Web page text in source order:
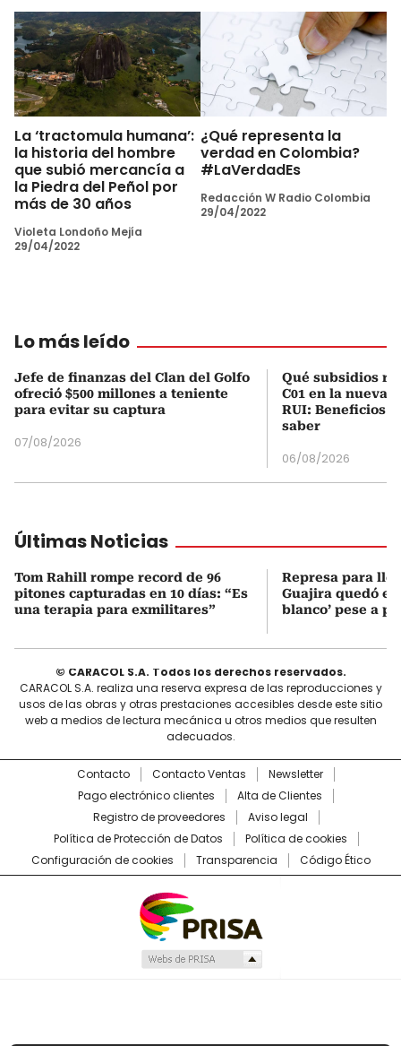
La ‘tractomula humana’:
la historia del hombre
que subió mercancía a
la Piedra del Peñol por
más de 30 años
Violeta Londoño Mejía
29/04/2022
¿Qué representa la
verdad en Colombia?
#LaVerdadEs
Redacción W Radio Colombia
29/04/2022
Lo más leído
Jefe de finanzas del Clan del Golfo
ofreció $500 millones a teniente
para evitar su captura
07/08/2026
Qué subsidios
C01 en la nueva
RUI: Beneficios
saber
06/08/2026
Últimas Noticias
Tom Rahill rompe record de 96
pitones capturadas en 10 días: “Es
una terapia para exmilitares”
Represa para
Guajira quedó en
blanco’ pese a
© CARACOL S.A. Todos los derechos reservados.
CARACOL S.A. realiza una reserva expresa de las reproducciones y
usos de las obras y otras prestaciones accesibles desde este sitio
web a medios de lectura mecánica u otros medios que resulten
adecuados.
Contacto Contacto Ventas
Newsletter
Pago electrónico clientes
Alta de Clientes
Registro de proveedores
Aviso legal
Política de Protección de Datos
Política de cookies
Configuración de cookies
Transparencia Código Ético